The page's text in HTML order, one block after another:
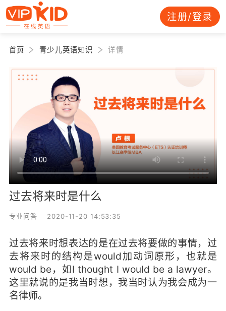
注册/登录
首页 青少儿英语知识 详情
过去将来时是什么
专业问答 2020-11-20 14:53:35
过去将来时想表达的是在过去将要做的事情，过
去将来时的结构是would加动词原形，也就是
would be，如I thought I would be a lawyer。
这里就说的是我当时想，我当时认为我会成为一
名律师。